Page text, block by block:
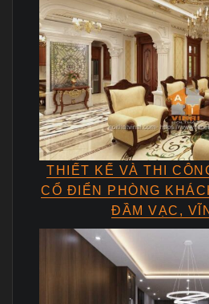
THIẾT KẾ VÀ THI
CỔ ĐIỂN PHÒNG
ĐẦM VẠC,